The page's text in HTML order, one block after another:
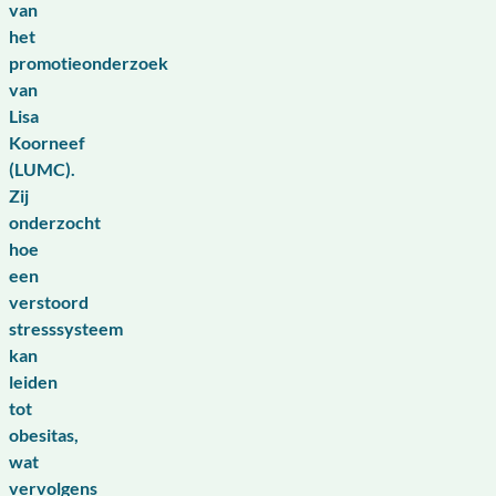
van
het
promotieonderzoek
van
Lisa
Koorneef
(LUMC).
Zij
onderzocht
hoe
een
verstoord
stresssysteem
kan
leiden
tot
obesitas,
wat
vervolgens